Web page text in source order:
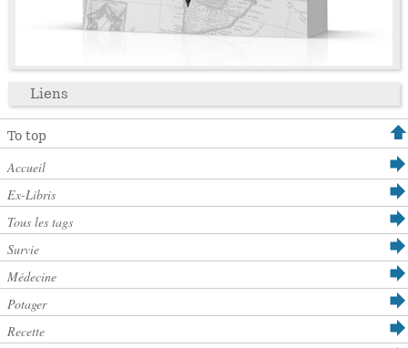
Liens
To top
Accueil
Ex-Libris
Tous les tags
Survie
Médecine
Potager
Recette